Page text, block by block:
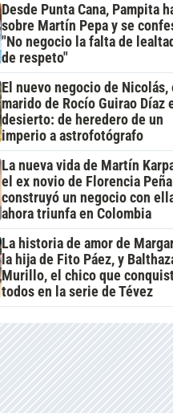
Desde Punta Cana, Pampita
sobre Martín Pepa y se
"No negocio la falta de
de respeto"
El nuevo negocio de Nicolás,
marido de Rocío Guirao Díaz
desierto: de heredero de un
imperio a astrofotógrafo
La nueva vida de Martín
el ex novio de Florencia
construyó un negocio con
ahora triunfa en Colombia
La historia de amor de
la hija de Fito Páez, y
Murillo, el chico que
todos en la serie de Tévez